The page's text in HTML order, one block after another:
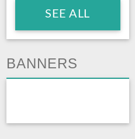
SEE ALL
BANNERS